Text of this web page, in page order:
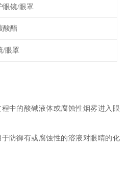
眼镜/眼罩
酸酯
/眼罩
中的酸碱液体或腐蚀性烟雾进入眼
防御有或腐蚀性的溶液对眼睛的化